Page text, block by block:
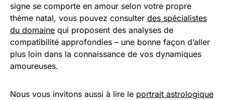
signe se comporte en amour selon votre propre
thème natal, vous pouvez consulter des spécialistes
du domaine qui proposent des analyses de
compatibilité approfondies – une bonne façon d’aller
plus loin dans la connaissance de vos dynamiques
amoureuses.
Nous vous invitons aussi à lire le portrait astrologique